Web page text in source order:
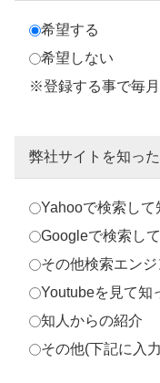
希望する
希望しない
※登録する事で毎
弊社サイトを知っ
Yahooで検索して
Googleで検索し
その他検索エン
Youtubeを見て知
知人からの紹介
その他(下記に入